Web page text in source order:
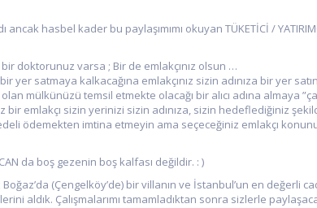
ancak hasbel kader bu paylaşımımı okuyan TÜKETİCİ /
bir doktorunuz varsa ; Bir de emlakçınız olsun …
yer satmaya kalkacağına emlakçınız sizin adınıza bir yer
olan mülkünüzü temsil etmekte olacağı bir alıcı adına almaya
bir emlakçı sizin yerinizi sizin adınıza, sizin hedeflediğiniz
ödemekten imtina etmeyin ama seçeceğiniz emlakçı
da boş gezenin boş kalfası değildir. : )
(Çengelköy’de) bir villanın ve İstanbul’un en değerli
aldık. Çalışmalarımı tamamladıktan sonra sizlerle